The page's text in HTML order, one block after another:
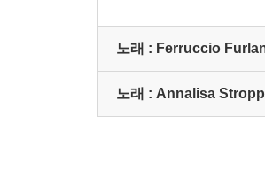
노래 : Ferruccio
노래 : Annalisa